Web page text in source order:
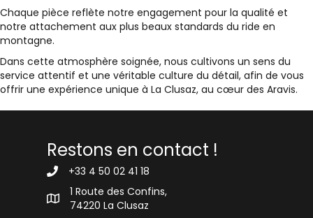
Chaque pièce reflète notre engagement pour la qualité et
notre attachement aux plus beaux standards du ride en
montagne.
Dans cette atmosphère soignée, nous cultivons un sens du
service attentif et une véritable culture du détail, afin de vous
offrir une expérience unique à La Clusaz, au cœur des Aravis.
Restons en contact !
+33 4 50 02 41 18
1 Route des Confins,
74220 La Clusaz